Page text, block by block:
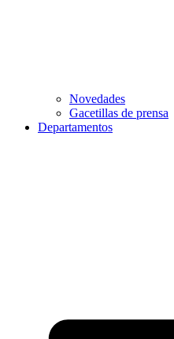
Novedades
Gacetillas de prensa
Departamentos